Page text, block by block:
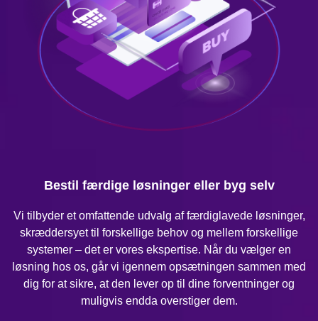
Bestil færdige løsninger eller byg selv
Vi tilbyder et omfattende udvalg af færdiglavede løsninger,
skræddersyet til forskellige behov og mellem forskellige
systemer – det er vores ekspertise. Når du vælger en
løsning hos os, går vi igennem opsætningen sammen med
dig for at sikre, at den lever op til dine forventninger og
muligvis endda overstiger dem.